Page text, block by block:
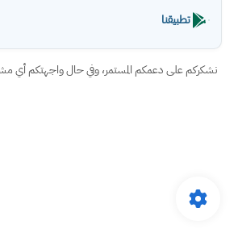
تطبيقنا
نشكركم على دعمكم المستمر، وفي حال واجهتكم أي